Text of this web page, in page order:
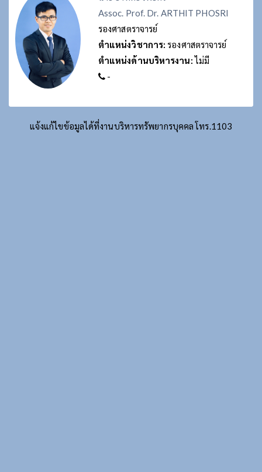
Assoc. Prof. Dr. ARTHIT PHOSRI
รองศาสตราจารย์
ตำแหน่งวิชาการ: รองศาสตราจารย์
ตำแหน่งด้านบริหารงาน:ไม่มี
-
แจ้งแก้ไขข้อมูลได้ที่งานบริหารทรัพยากรบุคคล โทร.1103